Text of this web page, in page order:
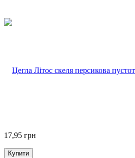
17,95 грн
Купити